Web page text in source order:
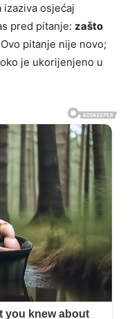
izaziva osjećaj
pred pitanje: zašto
Ovo pitanje nije novo;
je ukorijenjeno u